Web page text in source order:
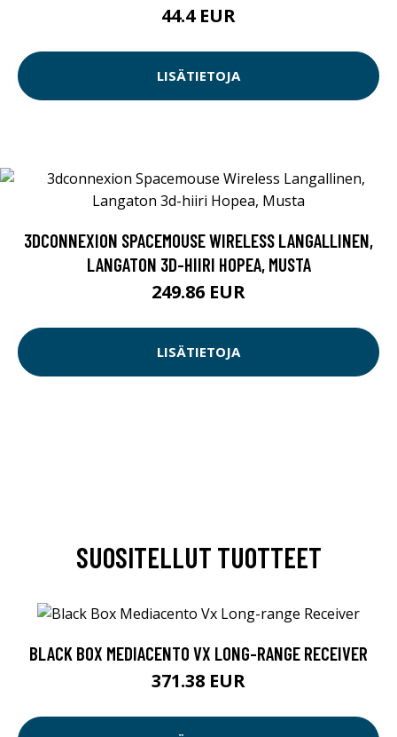
44.4 EUR
LISÄTIETOJA
3DCONNEXION SPACEMOUSE WIRELESS LANGALLINEN,
LANGATON 3D-HIIRI HOPEA, MUSTA
249.86 EUR
LISÄTIETOJA
SUOSITELLUT TUOTTEET
BLACK BOX MEDIACENTO VX LONG-RANGE RECEIVER
371.38 EUR